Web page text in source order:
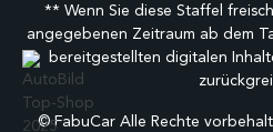
** Wenn Sie diese Staffel
angegebenen Zeitraum ab dem
bereitgestellten digitalen
©FabuCar Alle Rechte